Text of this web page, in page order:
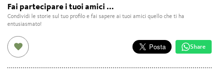
Fai partecipare i tuoi amici ...
Condividi le storie sul tuo profilo e fai sapere ai tuoi amici quello che ti ha
entusiasmato!
Share